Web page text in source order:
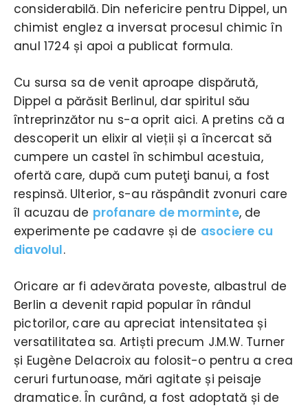
considerabilă. Din nefericire pentru Dippel, un
chimist englez a inversat procesul chimic în
anul 1724 și apoi a publicat formula.
Cu sursa sa de venit aproape dispărută,
Dippel a părăsit Berlinul, dar spiritul său
întreprinzător nu s-a oprit aici. A pretins că a
descoperit un elixir al vieții și a încercat să
cumpere un castel în schimbul acestuia,
ofertă care, după cum puteţi banui, a fost
respinsă. Ulterior, s-au răspândit zvonuri care
îl acuzau de profanare de morminte, de
experimente pe cadavre și de asociere cu
diavolul.
Oricare ar fi adevărata poveste, albastrul de
Berlin a devenit rapid popular în rândul
pictorilor, care au apreciat intensitatea și
versatilitatea sa. Artiști precum J.M.W. Turner
și Eugène Delacroix au folosit-o pentru a crea
ceruri furtunoase, mări agitate și peisaje
dramatice. În curând, a fost adoptată și de